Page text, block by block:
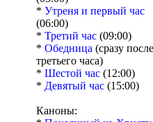
* Утреня и первый час
(06:00)
* Третий час (09:00)
* Обедница (сразу после
третьего часа)
* Шестой час (12:00)
* Девятый час (15:00)
Каноны: